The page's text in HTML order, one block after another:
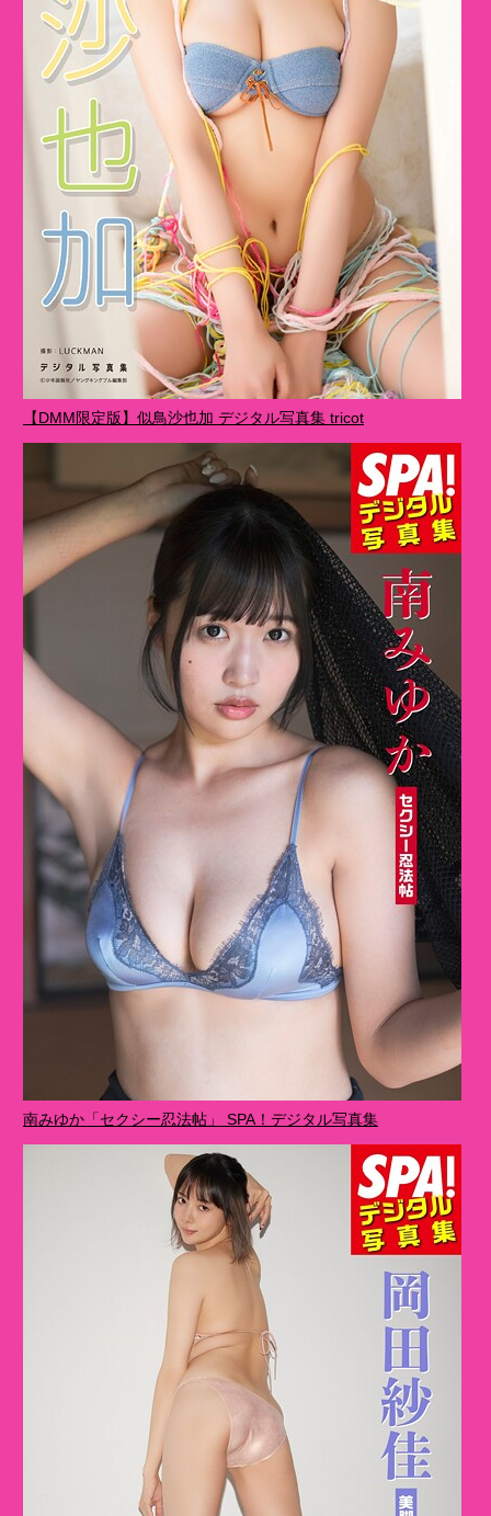
【DMM限定版】似鳥沙也加 デジタル写真集 tricot
南みゆか「セクシー忍法帖」 SPA！デジタル写真集